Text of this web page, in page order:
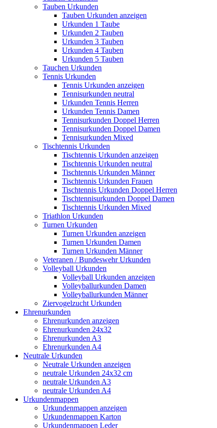
Tauben Urkunden
Tauben Urkunden anzeigen
Urkunden 1 Taube
Urkunden 2 Tauben
Urkunden 3 Tauben
Urkunden 4 Tauben
Urkunden 5 Tauben
Tauchen Urkunden
Tennis Urkunden
Tennis Urkunden anzeigen
Tennisurkunden neutral
Urkunden Tennis Herren
Urkunden Tennis Damen
Tennisurkunden Doppel Herren
Tennisurkunden Doppel Damen
Tennisurkunden Mixed
Tischtennis Urkunden
Tischtennis Urkunden anzeigen
Tischtennis Urkunden neutral
Tischtennis Urkunden Männer
Tischtennis Urkunden Frauen
Tischtennis Urkunden Doppel Herren
Tischtennisurkunden Doppel Damen
Tischtennis Urkunden Mixed
Triathlon Urkunden
Turnen Urkunden
Turnen Urkunden anzeigen
Turnen Urkunden Damen
Turnen Urkunden Männer
Veteranen / Bundeswehr Urkunden
Volleyball Urkunden
Volleyball Urkunden anzeigen
Volleyballurkunden Damen
Volleyballurkunden Männer
Ziervogelzucht Urkunden
Ehrenurkunden
Ehrenurkunden anzeigen
Ehrenurkunden 24x32
Ehrenurkunden A3
Ehrenurkunden A4
Neutrale Urkunden
Neutrale Urkunden anzeigen
neutrale Urkunden 24x32 cm
neutrale Urkunden A3
neutrale Urkunden A4
Urkundenmappen
Urkundenmappen anzeigen
Urkundenmappen Karton
Urkundenmappen Leder